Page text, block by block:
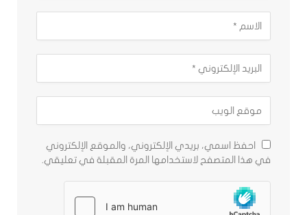
احفظ اسمي، بريدي الإلكتروني، والموقع الإلكتروني
في هذا المتصفح لاستخدامها المرة المقبلة في تعليقي.